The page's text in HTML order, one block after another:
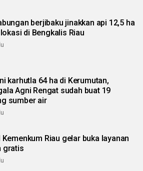
berjibaku jinakkan api 12,5 ha
di Bengkalis Riau
karhutla 64 ha di Kerumutan,
Agni Rengat sudah buat 19
sumber air
Kemenkum Riau gelar buka layanan
gratis